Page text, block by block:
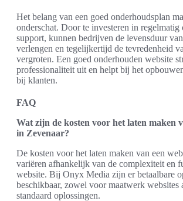
Het belang van een goed onderhoudsplan
onderschat. Door te investeren in regelmatig
support, kunnen bedrijven de levensduur
verlengen en tegelijkertijd de tevredenheid
vergroten. Een goed onderhouden website
professionaliteit uit en helpt bij het
bij klanten.
FAQ
Wat zijn de kosten voor het laten maken
in Zevenaar?
De kosten voor het laten maken van een
variëren afhankelijk van de complexiteit en
website. Bij Onyx Media zijn er betaalbare
beschikbaar, zowel voor maatwerk websites
standaard oplossingen.